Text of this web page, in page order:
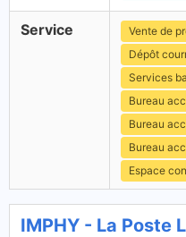
Service
Vente de
Dépôt
Services
Bureau
Bureau
Bureau
Espace
IMPHY - La Poste